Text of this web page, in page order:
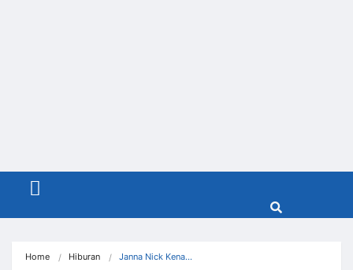
Menu
Home Hiburan Janna Nick Kena…